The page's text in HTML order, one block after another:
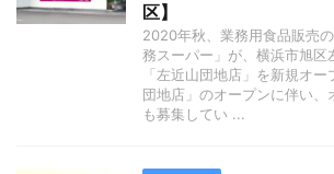
区】
2020年秋、業務用食品販売
務スーパー」が、横浜市旭区
「左近山団地店」を新規オ
団地店」のオープンに伴い、
も募集してい ...